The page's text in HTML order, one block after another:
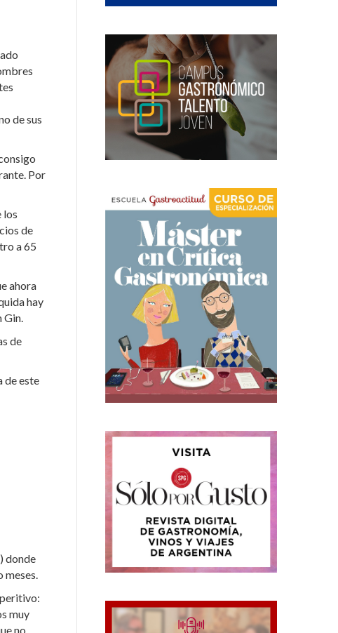
de sus
Por
los
de
a 65
ahora
hay
de
de este
donde
muy
no